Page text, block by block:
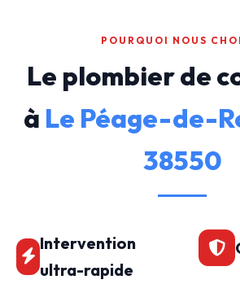
POURQUOI NOUS
Le plombier de
à Le Péage-de-
38550
Intervention
ultra-rapide